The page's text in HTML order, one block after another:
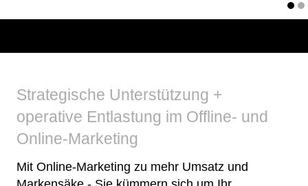
Strategische Unterstützung +
operative Entlastung im Offline- und
Online-Marketing
Mit Online-Marketing zu mehr Umsatz und